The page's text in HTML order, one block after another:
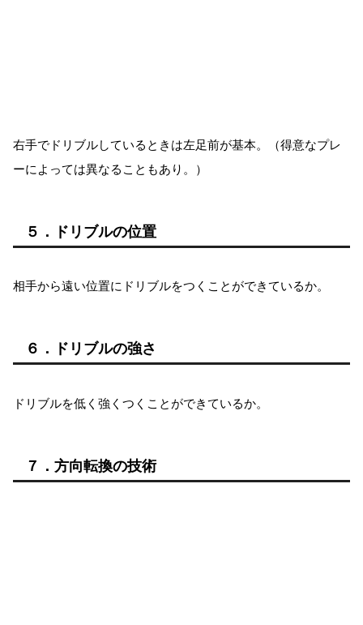
右手でドリブルしているときは左足前が基本。（得意なプレ
ーによっては異なることもあり。）
５．ドリブルの位置
相手から遠い位置にドリブルをつくことができているか。
６．ドリブルの強さ
ドリブルを低く強くつくことができているか。
７．方向転換の技術